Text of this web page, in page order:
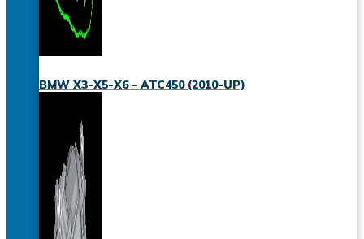
BMW X3-X5-X6 – ATC450 (2010-UP)